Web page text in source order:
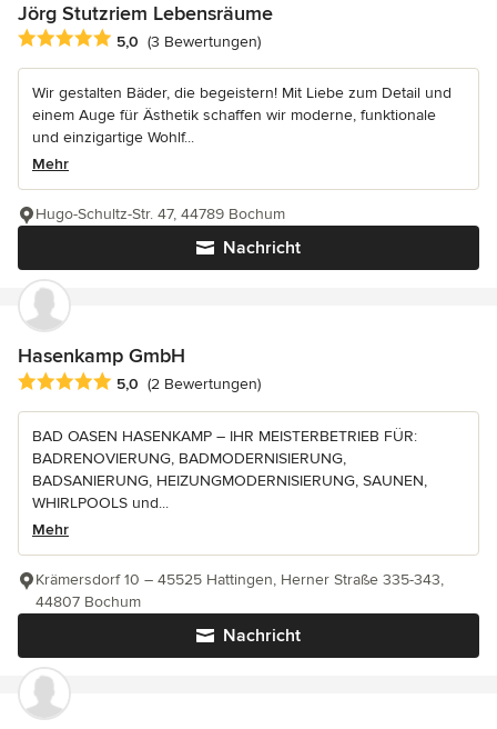
Jörg Stutzriem Lebensräume
Durchschnittliche Bewertung: 5 von 5 Sternen
5,0 (3 Bewertungen)
Wir gestalten Bäder, die begeistern! Mit Liebe zum Detail und
einem Auge für Ästhetik schaffen wir moderne, funktionale
und einzigartige Wohlf...
Mehr
Nachricht
Hugo-Schultz-Str. 47, 44789 Bochum
Hasenkamp GmbH
Durchschnittliche Bewertung: 5 von 5 Sternen
5,0 (2 Bewertungen)
BAD OASEN HASENKAMP – IHR MEISTERBETRIEB FÜR:
BADRENOVIERUNG, BADMODERNISIERUNG,
BADSANIERUNG, HEIZUNGMODERNISIERUNG, SAUNEN,
WHIRLPOOLS und...
Mehr
Nachricht
Krämersdorf 10 – 45525 Hattingen, Herner Straße 335-343,
44807 Bochum